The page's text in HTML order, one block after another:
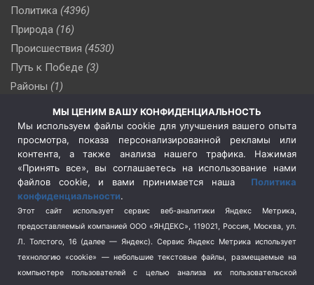
Политика (4396)
Природа (16)
Происшествия (4530)
Путь к Победе (3)
Районы (1)
(510)
Сельское хозяйство (3)
Социальная политика
(3)
Спецоперация в Украине
Спецоперация на Украине
(404)
Спорт (740)
Терроризм (1)
Транспорт (262)
Туризм (178)
МЫ ЦЕНИМ ВАШУ КОНФИДЕНЦИАЛЬНОСТЬ
Мы используем файлы cookie для улучшения вашего опыта
просмотра, показа персонализированной рекламы или
контента, а также анализа нашего трафика. Нажимая
«Принять все», вы соглашаетесь на использование нами
файлов cookie, и вами принимается наша Политика
конфиденциальности.
Этот сайт использует сервис веб-аналитики Яндекс Метрика,
предоставляемый компанией ООО «ЯНДЕКС», 119021, Россия, Москва, ул.
Л. Толстого, 16 (далее — Яндекс). Сервис Яндекс Метрика использует
технологию «cookie» — небольшие текстовые файлы, размещаемые на
компьютере пользователей с целью анализа их пользовательской